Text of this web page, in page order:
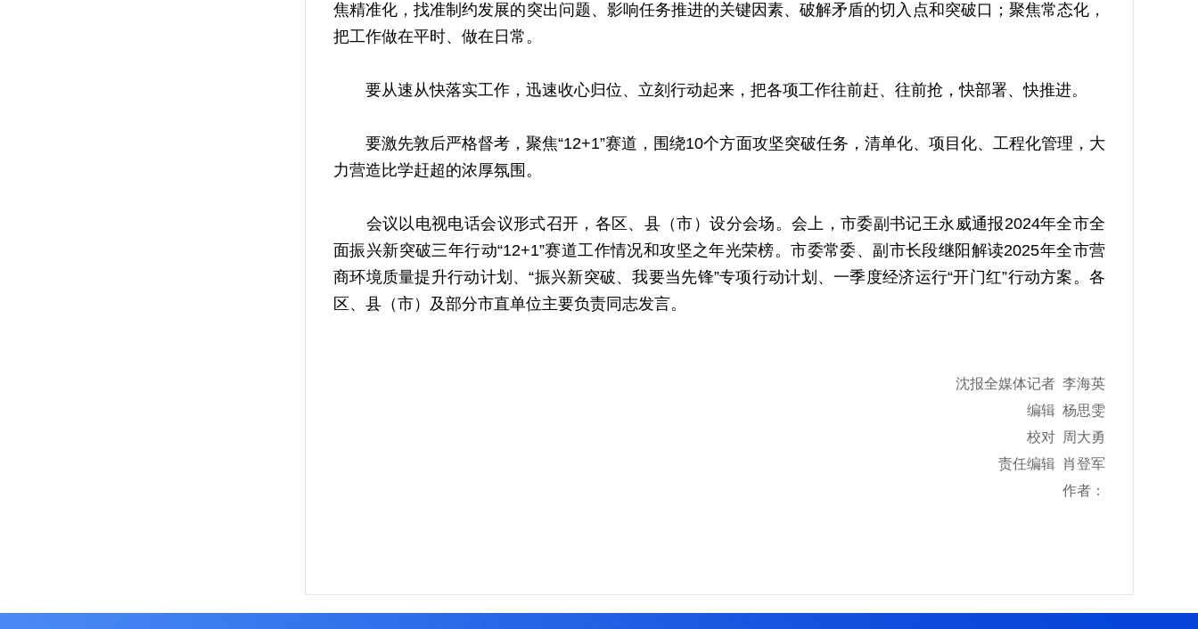
焦精准化，找准制约发展的突出问题、影响任务推进的关键因素、破解矛盾的切入点和突破口；聚焦常态化，
把工作做在平时、做在日常。
要从速从快落实工作，迅速收心归位、立刻行动起来，把各项工作往前赶、往前抢，快部署、快推进。
要激先敦后严格督考，聚焦“12+1”赛道，围绕10个方面攻坚突破任务，清单化、项目化、工程化管理，大
力营造比学赶超的浓厚氛围。
会议以电视电话会议形式召开，各区、县（市）设分会场。会上，市委副书记王永威通报2024年全市全
面振兴新突破三年行动“12+1”赛道工作情况和攻坚之年光荣榜。市委常委、副市长段继阳解读2025年全市营
商环境质量提升行动计划、“振兴新突破、我要当先锋”专项行动计划、一季度经济运行“开门红”行动方案。各
区、县（市）及部分市直单位主要负责同志发言。
沈报全媒体记者 李海英
编辑 杨思雯
校对 周大勇
责任编辑 肖登军
作者：